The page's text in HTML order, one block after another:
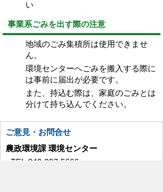
い
事業系ごみを出す際の注意
地域のごみ集積所は使用できませ
ん。
環境センターへごみを搬入する際に
は事前に届出が必要です。
また、持込む際は、家庭のごみとは
分けて持ち込んでください。
ご意見・お問合せ
農政環境課 環境センター
TEL:049-297-5666